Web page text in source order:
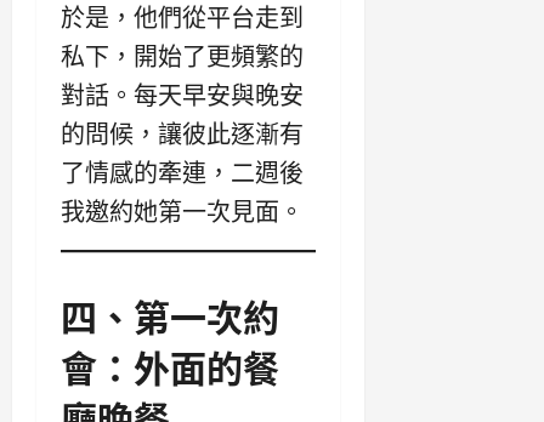
於是，他們從平台走到
私下，開始了更頻繁的
對話。每天早安與晚安
的問候，讓彼此逐漸有
了情感的牽連，二週後
我邀約她第一次見面。
四、第一次約
會：外面的餐